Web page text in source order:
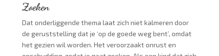
Zoeken
Dat onderliggende thema laat zich niet kalmeren door
de geruststelling dat je ‘op de goede weg bent’, omdat
het gezien wil worden. Het veroorzaakt onrust en